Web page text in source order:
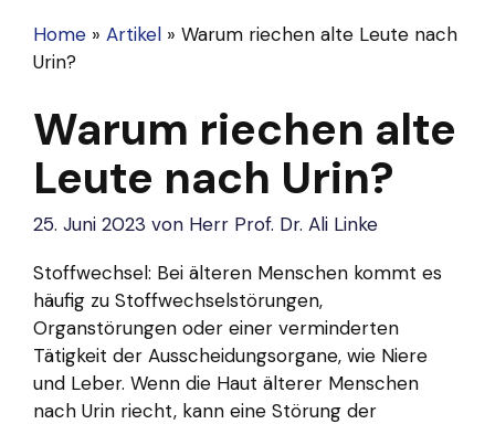
Home » Artikel » Warum riechen alte Leute nach
Urin?
Warum riechen alte
Leute nach Urin?
25. Juni 2023 von Herr Prof. Dr. Ali Linke
Stoffwechsel: Bei älteren Menschen kommt es
häufig zu Stoffwechselstörungen,
Organstörungen oder einer verminderten
Tätigkeit der Ausscheidungsorgane, wie Niere
und Leber. Wenn die Haut älterer Menschen
nach Urin riecht, kann eine Störung der